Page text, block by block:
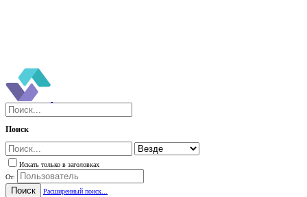
Поиск
Искать только в заголовках
От:
Поиск Расширенный поиск...